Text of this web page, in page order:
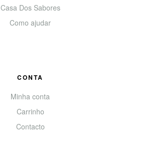
Casa Dos Sabores
Como ajudar
CONTA
Minha conta
Carrinho
Contacto